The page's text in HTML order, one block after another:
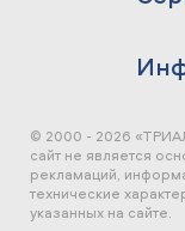
© 2000 - 2026
сайт не является
рекламаций,
технические
указанных на сайте.